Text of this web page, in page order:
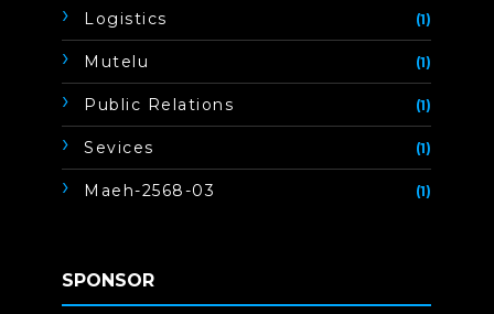
Logistics (1)
Mutelu (1)
Public Relations (1)
Sevices (1)
Maeh-2568-03 (1)
SPONSOR